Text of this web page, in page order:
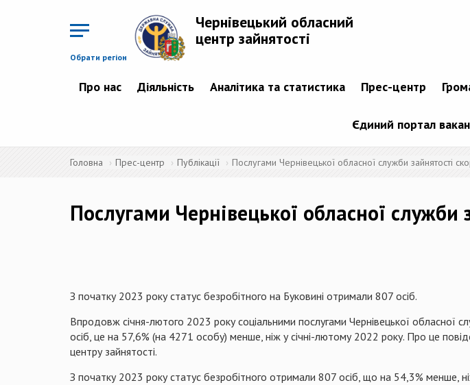
Обрати регіон
Чернівецький обласний
центр зайнятості
Про нас Діяльність Аналітика та статистика Прес-центр
Єдиний портал
Головна Прес-центр Публікації Послугами Чернівецької обласної служби зайнятості
Послугами Чернівецької обласної служби
З початку 2023 року статус безробітного на Буковині отримали 807 осіб.
Впродовж січня-лютого 2023 року соціальними послугами Чернівецької обласної
осіб, це на 57,6% (на 4271 особу) менше, ніж у січні-лютому 2022 року. Про це
центру зайнятості.
З початку 2023 року статус безробітного отримали 807 осіб, що на 54,3% менше,